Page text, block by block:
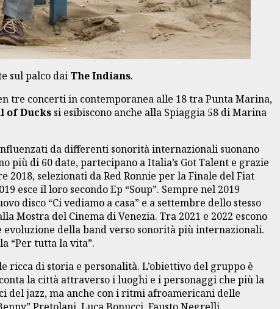
sul palco dai The Indians.
tre concerti in contemporanea alle 18 tra Punta Marina,
of Ducks si esibiscono anche alla Spiaggia 58 di Marina
da differenti sonorità internazionali suonano
di 60 date, partecipano a Italia’s Got Talent e grazie
selezionati da Red Ronnie per la Finale del Fiat
esce il loro secondo Ep “Soup”. Sempre nel 2019
disco “Ci vediamo a casa” e a settembre dello stesso
Mostra del Cinema di Venezia. Tra 2021 e 2022 escono
evoluzione della band verso sonorità più internazionali.
“Per tutta la vita”.
di storia e personalità. L’obiettivo del gruppo è
la città attraverso i luoghi e i personaggi che più la
del jazz, ma anche con i ritmi afroamericani delle
Pretolani, Luca Bonucci, Fausto Negrelli.